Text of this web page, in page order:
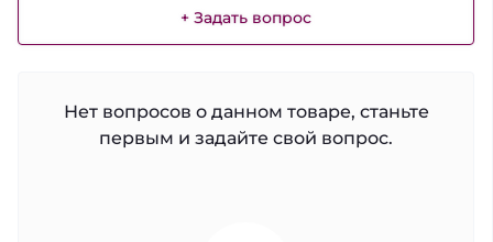
+ Задать вопрос
Нет вопросов о данном товаре, станьте
первым и задайте свой вопрос.